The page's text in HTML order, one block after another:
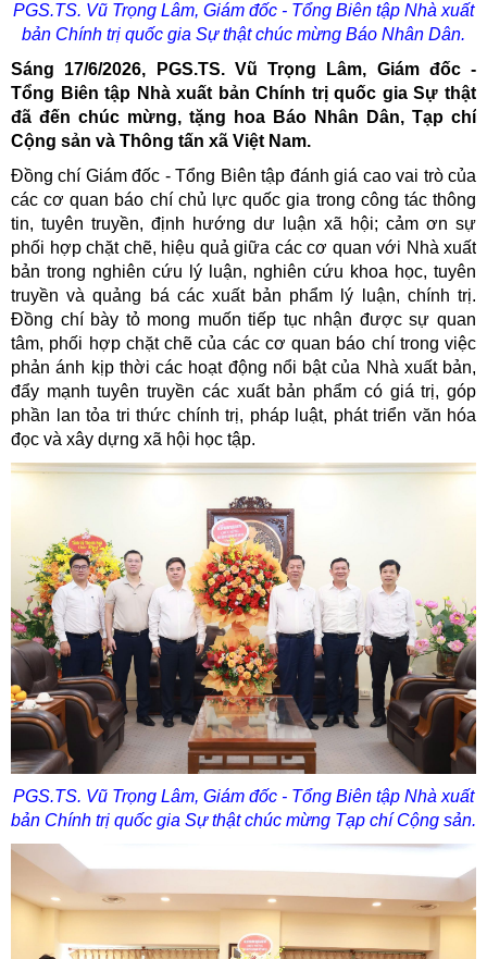
PGS.TS. Vũ Trọng Lâm, Giám đốc - Tổng Biên tập Nhà xuất
bản Chính trị quốc gia Sự thật chúc mừng Báo Nhân Dân.
Sáng 17/6/2026, PGS.TS. Vũ Trọng Lâm, Giám đốc -
Tổng Biên tập Nhà xuất bản Chính trị quốc gia Sự thật
đã đến chúc mừng, tặng hoa Báo Nhân Dân, Tạp chí
Cộng sản và Thông tấn xã Việt Nam.
Đồng chí Giám đốc - Tổng Biên tập đánh giá cao vai trò của
các cơ quan báo chí chủ lực quốc gia trong công tác thông
tin, tuyên truyền, định hướng dư luận xã hội; cảm ơn sự
phối hợp chặt chẽ, hiệu quả giữa các cơ quan với Nhà xuất
bản trong nghiên cứu lý luận, nghiên cứu khoa học, tuyên
truyền và quảng bá các xuất bản phẩm lý luận, chính trị.
Đồng chí bày tỏ mong muốn tiếp tục nhận được sự quan
tâm, phối hợp chặt chẽ của các cơ quan báo chí trong việc
phản ánh kịp thời các hoạt động nổi bật của Nhà xuất bản,
đẩy mạnh tuyên truyền các xuất bản phẩm có giá trị, góp
phần lan tỏa tri thức chính trị, pháp luật, phát triển văn hóa
đọc và xây dựng xã hội học tập.
PGS.TS. Vũ Trọng Lâm, Giám đốc - Tổng Biên tập Nhà xuất
bản Chính trị quốc gia Sự thật chúc mừng Tạp chí Cộng sản.